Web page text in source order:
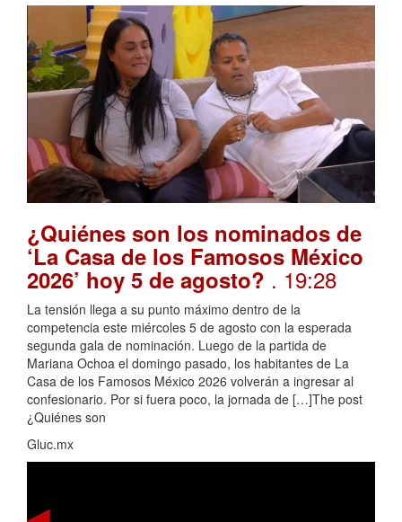
¿Quiénes son los nominados de
‘La Casa de los Famosos México
2026’ hoy 5 de agosto? . 19:28
La tensión llega a su punto máximo dentro de la
competencia este miércoles 5 de agosto con la esperada
segunda gala de nominación. Luego de la partida de
Mariana Ochoa el domingo pasado, los habitantes de La
Casa de los Famosos México 2026 volverán a ingresar al
confesionario. Por si fuera poco, la jornada de […]The post
¿Quiénes son
Gluc.mx